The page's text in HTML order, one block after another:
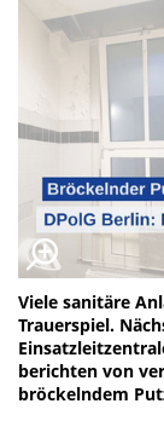
Viele sanitäre
Trauerspiel.
berichten von
bröckelndem